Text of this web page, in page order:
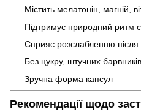
Містить мелатонін, магній,
Підтримує природний ритм
Сприяє розслабленню після
Без цукру, штучних
Зручна форма капсул
Рекомендації щодо